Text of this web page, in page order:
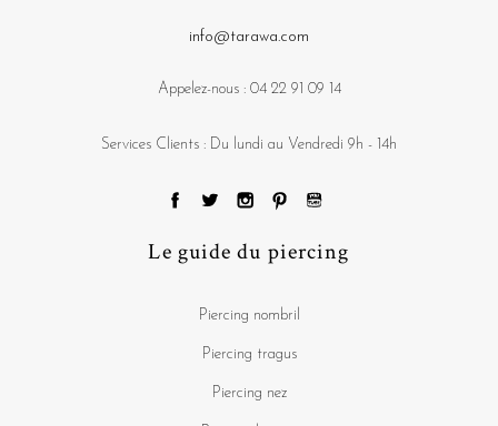
info@tarawa.com
Appelez-nous : 04 22 91 09 14
Services Clients : Du lundi au Vendredi 9h - 14h
Le guide du piercing
Piercing nombril
Piercing tragus
Piercing nez